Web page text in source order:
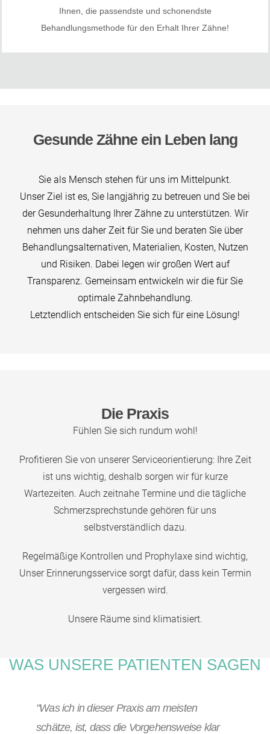
Ihnen, die passendste und schonendste
Behandlungsmethode für den Erhalt Ihrer Zähne!
Gesunde Zähne ein Leben lang
Sie als Mensch stehen für uns im Mittelpunkt.
Unser Ziel ist es, Sie langjährig zu betreuen und Sie bei
der Gesunderhaltung Ihrer Zähne zu unterstützen. Wir
nehmen uns daher Zeit für Sie und beraten Sie über
Behandlungsalternativen, Materialien, Kosten, Nutzen
und Risiken. Dabei legen wir großen Wert auf
Transparenz. Gemeinsam entwickeln wir die für Sie
optimale Zahnbehandlung.
Letztendlich entscheiden Sie sich für eine Lösung!
Die Praxis
Fühlen Sie sich rundum wohl!
Profitieren Sie von unserer Serviceorientierung: Ihre Zeit
ist uns wichtig, deshalb sorgen wir für kurze
Wartezeiten. Auch zeitnahe Termine und die tägliche
Schmerzsprechstunde gehören für uns
selbstverständlich dazu.
Regelmäßige Kontrollen und Prophylaxe sind wichtig,
Unser Erinnerungsservice sorgt dafür, dass kein Termin
vergessen wird.
Unsere Räume sind klimatisiert.
WAS UNSERE PATIENTEN SAGEN
"Was ich in dieser Praxis am meisten
schätze, ist, dass die Vorgehensweise klar